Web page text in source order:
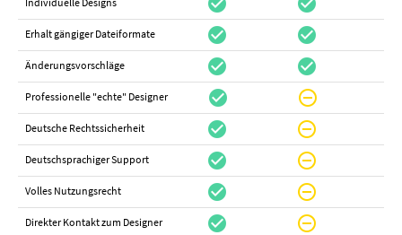
Erhalt gängiger Dateiformate check_circle check_circle
Änderungsvorschläge check_circle check_circle
Professionelle "echte" Designer check_circle do_not_disturb_on
Deutsche Rechtssicherheit check_circle do_not_disturb_on
Deutschsprachiger Support check_circle do_not_disturb_on
Volles Nutzungsrecht check_circle do_not_disturb_on
Direkter Kontakt zum Designer check_circle do_not_disturb_on